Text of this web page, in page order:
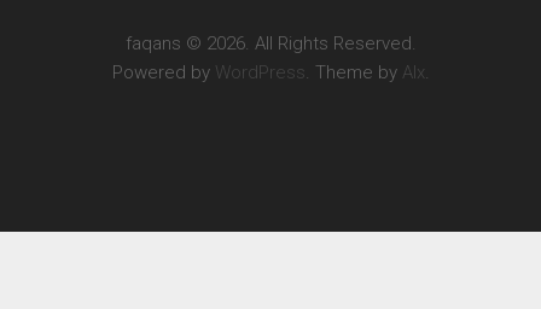
faqans © 2026. All Rights Reserved.
Powered by WordPress. Theme by Alx.